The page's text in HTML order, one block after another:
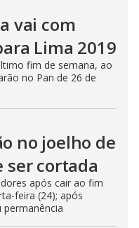
vai com
Lima 2019
fim de semana, ao
no Pan de 26 de
no joelho de
ser cortada
após cair ao fim
feira (24); após